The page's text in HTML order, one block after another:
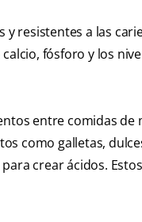
resistentes a las
fósforo y los
entre comidas de
como galletas,
crear ácidos.